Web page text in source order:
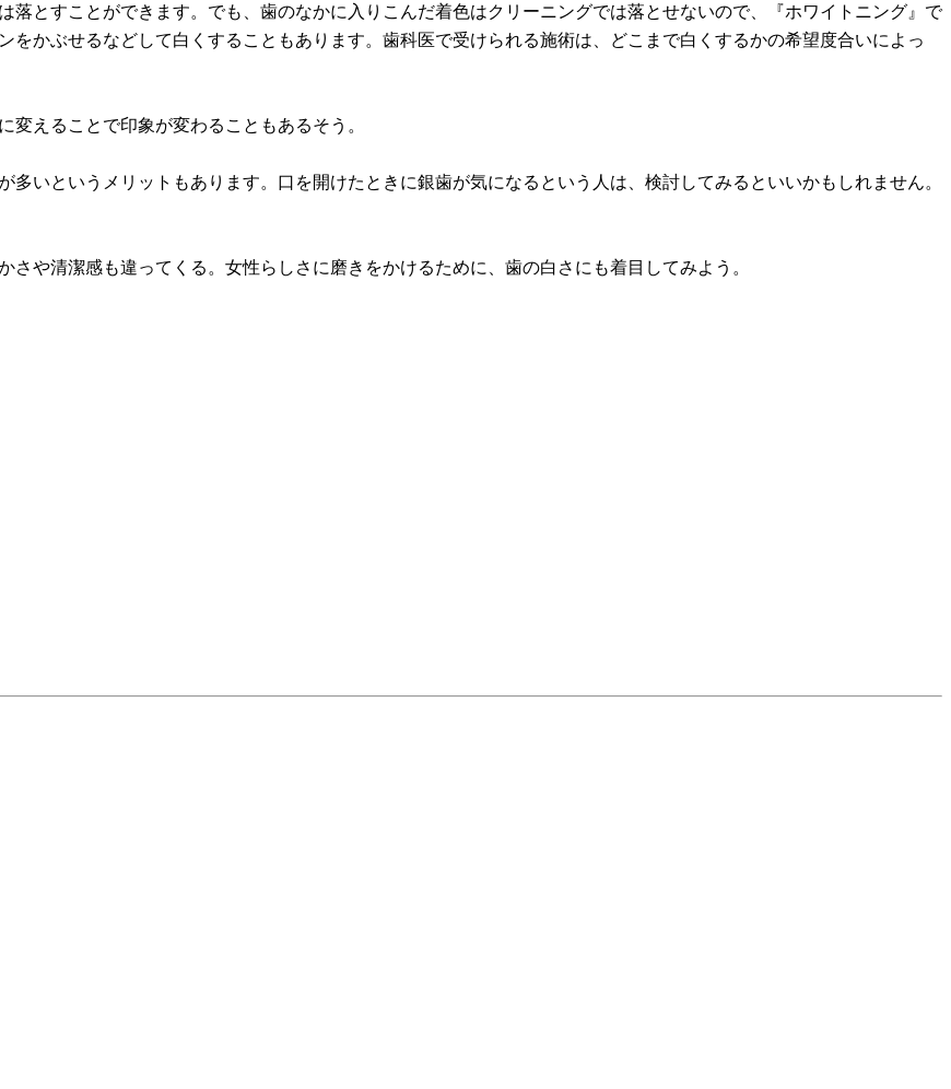
落とすことができます。でも、歯のなかに入りこんだ着色はクリーニングでは落とせないので、『ホワイトニング』で
かぶせるなどして白くすることもあります。歯科医で受けられる施術は、どこまで白くするかの希望度合いによっ
えることで印象が変わることもあるそう。
多いというメリットもあります。口を開けたときに銀歯が気になるという人は、検討してみるといいかもしれません。
や清潔感も違ってくる。女性らしさに磨きをかけるために、歯の白さにも着目してみよう。